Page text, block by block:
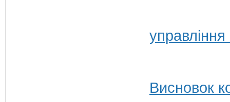
Висновок